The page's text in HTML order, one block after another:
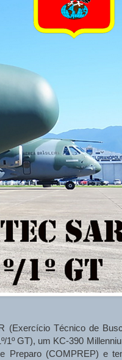
(Exercício Técnico de
1º GT), um KC-390
Preparo (COMPREP) e